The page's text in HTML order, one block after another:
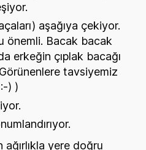
aşağıya çekiyor.
önemli. Bacak bacak
erkeğin çıplak bacağı
tavsiyemiz
) )
ağırlıkla yere doğru